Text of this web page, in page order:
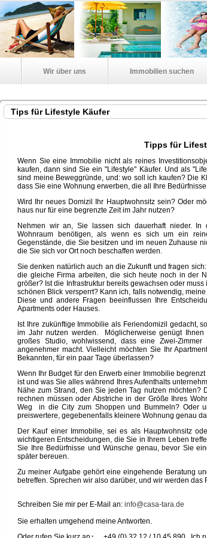
Wir über uns Immobilien suchen
Tips für Lifestyle Käufer
Tipps für
Wenn Sie eine Immobilie nicht als reines
kaufen, dann sind Sie ein "Lifestyle" Käufer. Und als
sind meine Beweggründe, und: wo soll ich kaufen? Die
dass Sie eine Wohnung erwerben, die all Ihre
Wird Ihr neues Domizil Ihr Hauptwohnsitz sein? Oder
haus nur für eine begrenzte Zeit im Jahr nutzen?
Nehmen wir an, Sie lassen sich dauerhaft nieder. In
Wohnraum benötigen, als wenn es sich um ein
Gegenstände, die Sie besitzen und im neuen Zuhause
die Sie sich vor Ort noch beschaffen werden.
Sie denken natürlich auch an die Zukunft und fragen
die gleiche Firma arbeiten, die sich heute noch in der
größer? Ist die Infrastruktur bereits gewachsen oder
schönen Blick versperrt? Kann ich, falls notwendig,
Diese und andere Fragen beeinflussen Ihre
Apartments oder Hauses.
Ist Ihre zukünftige Immobilie als Feriendomizil gedacht,
im Jahr nutzen werden. Möglicherweise genügt
großes Studio, wohlwissend, dass eine Zwei-
angenehmer macht. Vielleicht möchten Sie Ihr
Bekannten, für ein paar Tage überlassen?
Wenn Ihr Budget für den Erwerb einer Immobilie
ist und was Sie alles während Ihres Aufenthalts
Nähe zum Strand, den Sie jeden Tag nutzen
rechnen müssen oder Abstriche in der Größe Ihres
Weg in die City zum Shoppen und Bummeln? Oder
preiswertere, gegebenenfalls kleinere Wohnung genau
Der Kauf einer Immobilie, sei es als Hauptwohnsitz
wichtigeren Entscheidungen, die Sie in Ihrem Leben
Sie Ihre Bedürfnisse und Wünsche genau, bevor Sie
später bereuen.
Zu meiner Aufgabe gehört eine eingehende Beratung
betreffen. Sprechen wir also darüber, und wir werden das
Schreiben Sie mir per E-Mail an: info@casa-tara.de
Sie erhalten umgehend meine Antworten.